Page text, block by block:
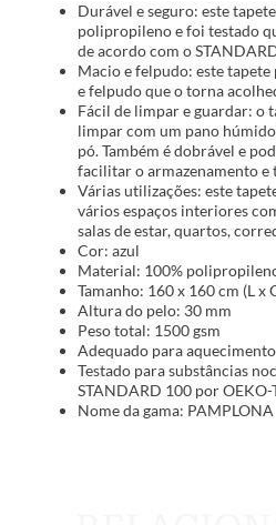
Durável e seguro: este
polipropileno e foi testado
de acordo com o
Macio e felpudo: este
e felpudo que o torna
Fácil de limpar e guardar: o
limpar com um pano
pó. Também é dobrável e
facilitar o armazenamento e
Várias utilizações: este
vários espaços interiores
salas de estar, quartos,
Cor: azul
Material: 100%
Tamanho: 160 x 160 cm (L x
Altura do pelo: 30 mm
Peso total: 1500 gsm
Adequado para
Testado para substâncias
STANDARD 100 por OEKO-
Nome da gama: PAMPLONA